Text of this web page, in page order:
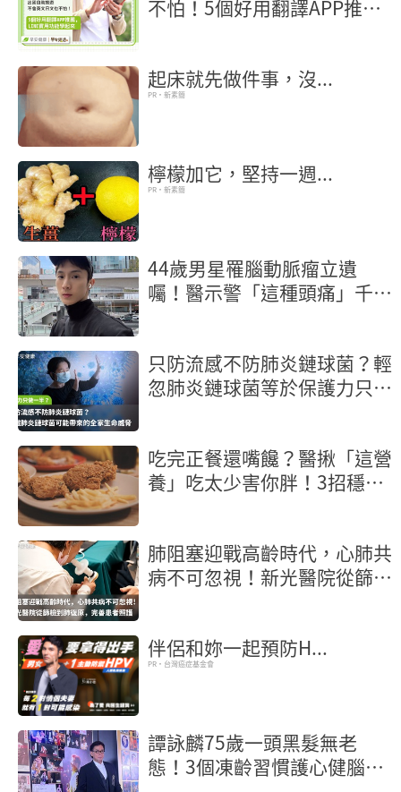
不怕！5個好用翻譯APP推
起床就先做件事，沒...
PR・新素簡
檸檬加它，堅持一週...
PR・新素簡
44歲男星罹腦動脈瘤立遺
囑！醫示警「這種頭痛」千萬
只防流感不防肺炎鏈球菌？輕
忽肺炎鏈球菌等於保護力只做
吃完正餐還嘴饞？醫揪「這營
養」吃太少害你胖！3招穩食
肺阻塞迎戰高齡時代，心肺共
病不可忽視！新光醫院從篩檢
伴侶和妳一起預防H...
PR・台灣癌症基金會
譚詠麟75歲一頭黑髮無老
態！3個凍齡習慣護心健腦保